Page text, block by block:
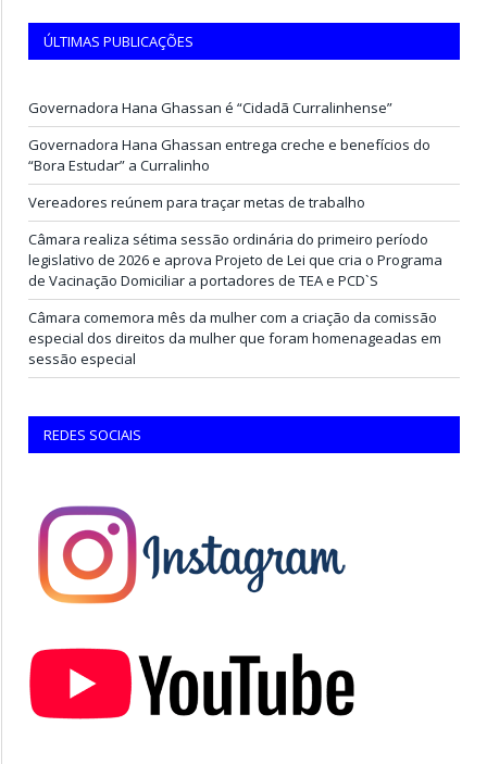
ÚLTIMAS PUBLICAÇÕES
Governadora Hana Ghassan é “Cidadã Curralinhense”
Governadora Hana Ghassan entrega creche e benefícios do
“Bora Estudar” a Curralinho
Vereadores reúnem para traçar metas de trabalho
Câmara realiza sétima sessão ordinária do primeiro período
legislativo de 2026 e aprova Projeto de Lei que cria o Programa
de Vacinação Domiciliar a portadores de TEA e PCD`S
Câmara comemora mês da mulher com a criação da comissão
especial dos direitos da mulher que foram homenageadas em
sessão especial
REDES SOCIAIS